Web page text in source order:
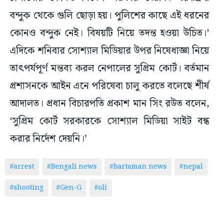
বন্দুক থেকে গুলি ছোড়া হয়। পুলিশের কাছে এই ধরনের
কোনও বন্দুক নেই। বিষয়টি নিয়ে তদন্ত হওয়া উচিত।’
এদিকে শনিবার সোশ্যাল মিডিয়ার উপর নিষেধাজ্ঞা নিয়ে
তাৎপর্যপূর্ণ মন্তব্য করল নেপালের সুপ্রিম কোর্ট। বর্তমান
প্রশাসনকে আইন এনে পরিষেবা চালু করতে বলেছে শীর্ষ
আদালত। প্রধান বিচারপতি প্রকাশ মান সিং রউত বলেন,
‘সুপ্রিম কোর্ট সরকারকে সোশ্যাল মিডিয়া সাইট বন্ধ
করার নির্দেশ দেয়নি।’
#arrest #Bengali news #bartaman news
#nepal
#shooting
#Gen-G #oli